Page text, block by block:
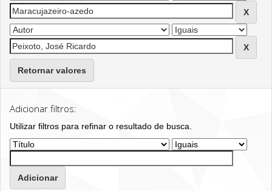
Retornar valores
Adicionar filtros:
Utilizar filtros para refinar o resultado de busca.